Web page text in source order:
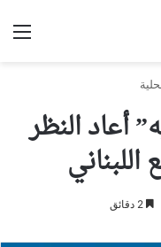
أعاد النظر